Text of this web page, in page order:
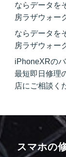
ならデータを
房ラザウォー
ならデータを
房ラザウォー
iPhoneXRの
最短即日修理
店にご相談く
スマホの